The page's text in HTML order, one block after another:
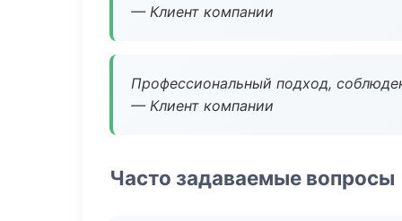
— Клиент компании
Профессиональный подход,
— Клиент компании
Часто задаваемые вопросы